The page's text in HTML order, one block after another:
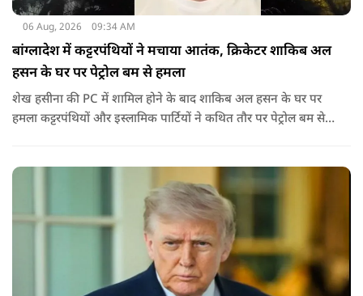
06 Aug, 2026 09:34 AM
बांग्लादेश में कट्टरपंथियों ने मचाया आतंक, क्रिकेटर शाकिब अल
हसन के घर पर पेट्रोल बम से हमला
शेख हसीना की PC में शामिल होने के बाद शाकिब अल हसन के घर पर
हमला कट्टरपंथियों और इस्लामिक पार्टियों ने कथित तौर पर पेट्रोल बम से
जरिए संबोधन दिया था.